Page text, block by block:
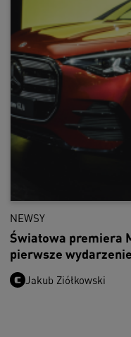
NEWSY
Światowa premiera
pierwsze
Jakub Ziółkowski